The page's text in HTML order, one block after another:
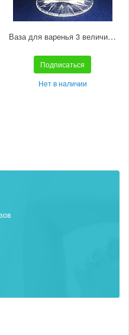
Ваза для варенья 3 величины 9398 1000/93
Подписаться
Нет в наличии